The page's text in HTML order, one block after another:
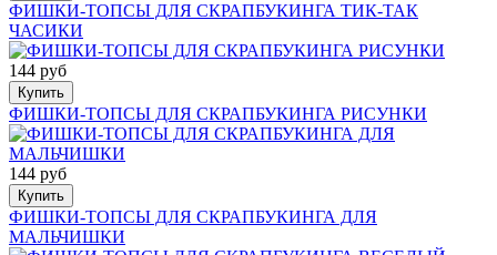
ФИШКИ-ТОПСЫ ДЛЯ СКРАПБУКИНГА ТИК-ТАК
ЧАСИКИ
144 руб
Купить
ФИШКИ-ТОПСЫ ДЛЯ СКРАПБУКИНГА РИСУНКИ
144 руб
Купить
ФИШКИ-ТОПСЫ ДЛЯ СКРАПБУКИНГА ДЛЯ
МАЛЬЧИШКИ